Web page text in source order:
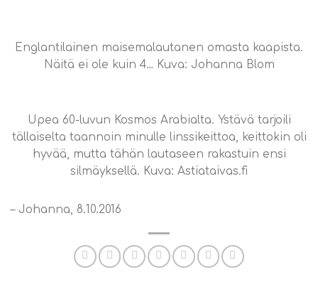
Englantilainen maisemalautanen omasta kaapista.
Näitä ei ole kuin 4… Kuva: Johanna Blom
Upea 60-luvun Kosmos Arabialta. Ystävä tarjoili
tällaiselta taannoin minulle linssikeittoa, keittokin oli
hyvää, mutta tähän lautaseen rakastuin ensi
silmäyksellä. Kuva: Astiataivas.fi
– Johanna, 8.10.2016